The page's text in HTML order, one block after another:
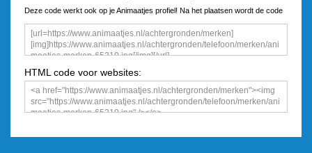
Deze code werkt ook op je Animaatjes profiel! Na het plaatsen wordt de code
een plaatje
HTML code voor websites: